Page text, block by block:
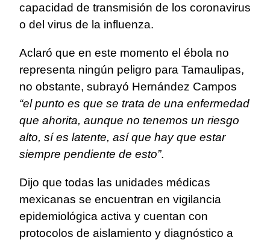
capacidad de transmisión de los coronavirus
o del virus de la influenza.
Aclaró que en este momento el ébola no
representa ningún peligro para Tamaulipas,
no obstante, subrayó Hernández Campos
“el punto es que se trata de una enfermedad
que ahorita, aunque no tenemos un riesgo
alto, sí es latente, así que hay que estar
siempre pendiente de esto”.
Dijo que todas las unidades médicas
mexicanas se encuentran en vigilancia
epidemiológica activa y cuentan con
protocolos de aislamiento y diagnóstico a